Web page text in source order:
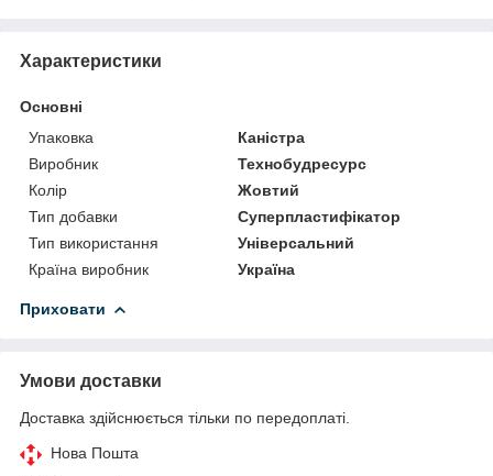
Характеристики
Основні
Упаковка
Каністра
Виробник
Технобудресурс
Колір
Жовтий
Тип добавки
Суперпластифікатор
Тип використання
Універсальний
Країна виробник
Україна
Приховати
Умови доставки
Доставка здійснюється тільки по передоплаті.
Нова Пошта